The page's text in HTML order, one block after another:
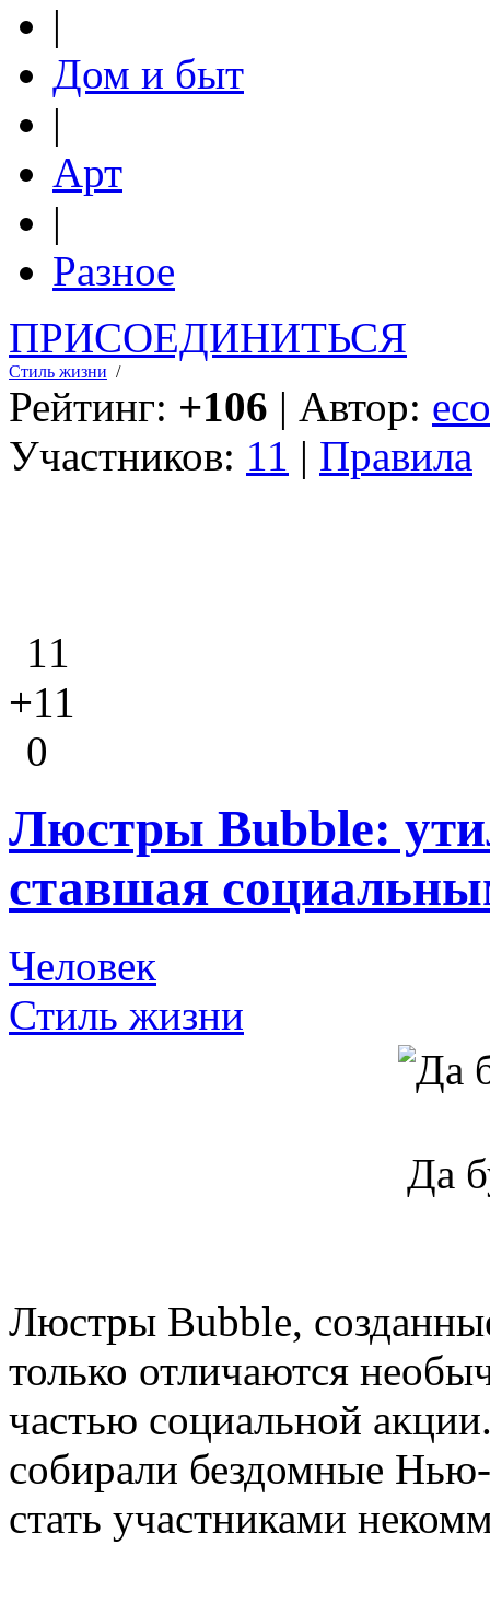
|
Дом и быт
|
Арт
|
Разное
ПРИСОЕДИНИТЬСЯ
Стиль жизни /
Рейтинг: +106 | Автор:
Участников: 11 | Правила
11
+11
0
Люстры Bubble:
ставшая
Человек
Стиль жизни
Да
Люстры Bubble,
только отличаются
частью социальной
собирали бездомные
стать участниками